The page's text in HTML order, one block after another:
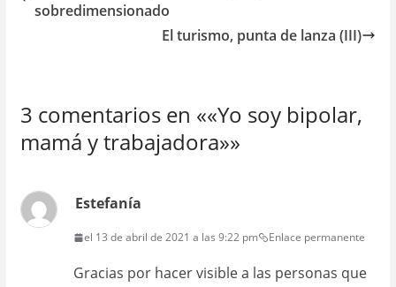
sobredimensionado
El turismo, punta de lanza (III)
3 comentarios en ««Yo soy bipolar,
mamá y trabajadora»»
Estefanía
el 13 de abril de 2021 a las 9:22 pm Enlace permanente
Gracias por hacer visible a las personas que